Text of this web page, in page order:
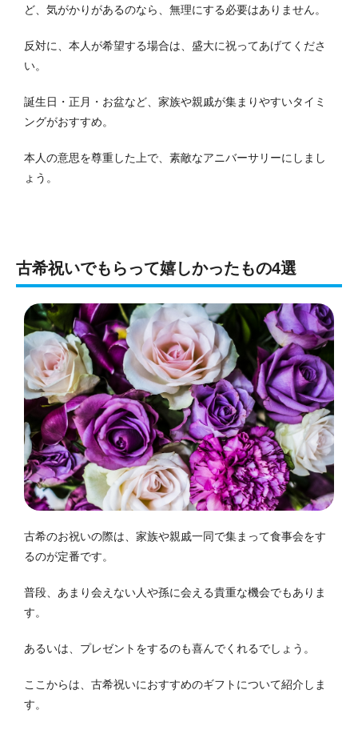
ど、気がかりがあるのなら、無理にする必要はありません。
反対に、本人が希望する場合は、盛大に祝ってあげてくださ
い。
誕生日・正月・お盆など、家族や親戚が集まりやすいタイミ
ングがおすすめ。
本人の意思を尊重した上で、素敵なアニバーサリーにしまし
ょう。
古希祝いでもらって嬉しかったもの4選
古希のお祝いの際は、家族や親戚一同で集まって食事会をす
るのが定番です。
普段、あまり会えない人や孫に会える貴重な機会でもありま
す。
あるいは、プレゼントをするのも喜んでくれるでしょう。
ここからは、古希祝いにおすすめのギフトについて紹介しま
す。